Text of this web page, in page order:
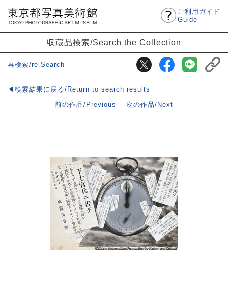
ご利用ガイド
Guide
収蔵品検索/Search the Collection
再検索/re-Search
◀検索結果に戻る/Return to search results
前の作品/Previous
次の作品/Next